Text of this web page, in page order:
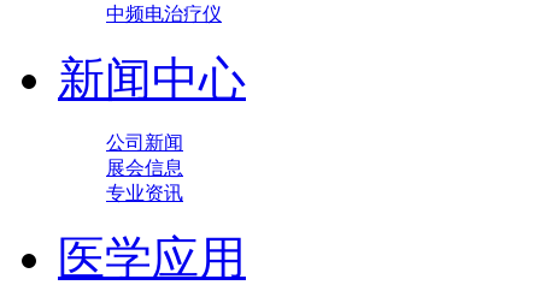
中频电治疗仪
新闻中心
公司新闻
展会信息
专业资讯
医学应用